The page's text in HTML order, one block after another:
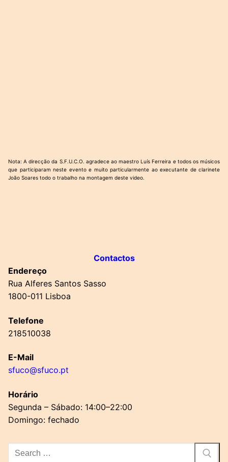
Nota: A direcção da S.F.U.C.O. agradece ao maestro Luís Ferreira e todos os músicos
que participaram neste evento e muito particularmente ao executante de clarinete
João Soares todo o trabalho na montagem deste video.
Contactos
Endereço
Rua Alferes Santos Sasso
1800-011 Lisboa
Telefone
218510038
E-Mail
sfuco@sfuco.pt
Horário
Segunda – Sábado: 14:00–22:00
Domingo: fechado
Pesquisar